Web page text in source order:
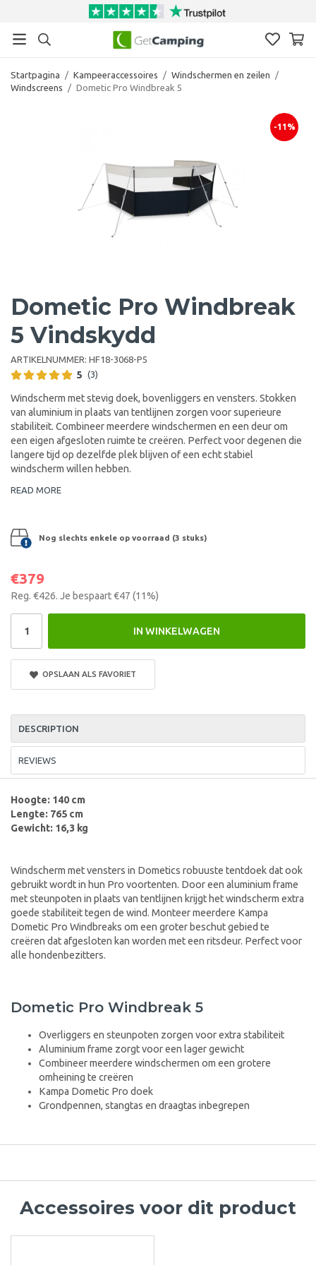
Startpagina / Kampeeraccessoires / Windschermen en zeilen
/
Windscreens
/ Dometic Pro Windbreak 5
-11%
Dometic Pro Windbreak
5 Vindskydd
ARTIKELNUMMER: HF18-3068-P5
5 (3)
Windscherm met stevig doek, bovenliggers en vensters. Stokken
van aluminium in plaats van tentlijnen zorgen voor superieure
stabiliteit. Combineer meerdere windschermen en een deur om
een eigen afgesloten ruimte te creëren. Perfect voor degenen die
langere tijd op dezelfde plek blijven of een echt stabiel
windscherm willen hebben.
READ MORE
Nog slechts enkele op voorraad (3 stuks)
€379
Reg. €426. Je bespaart€47 (11%)
IN WINKELWAGEN
OPSLAAN ALS FAVORIET
DESCRIPTION
REVIEWS
Hoogte: 140 cm
Lengte: 765 cm
Gewicht: 16,3 kg
Windscherm met vensters in Dometics robuuste tentdoek dat ook
gebruikt wordt in hun Pro voortenten. Door een aluminium frame
met steunpoten in plaats van tentlijnen krijgt het windscherm extra
goede stabiliteit tegen de wind. Monteer meerdere Kampa
Dometic Pro Windbreaks om een groter beschut gebied te
creëren dat afgesloten kan worden met een ritsdeur. Perfect voor
alle hondenbezitters.
Dometic Pro Windbreak 5
Overliggers en steunpoten zorgen voor extra stabiliteit
Aluminium frame zorgt voor een lager gewicht
Combineer meerdere windschermen om een grotere
omheining te creëren
Kampa Dometic Pro doek
Grondpennen, stangtas en draagtas inbegrepen
Accessoires voor dit product